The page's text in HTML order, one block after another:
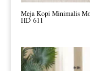
Meja Kopi Minimalis
HD-611